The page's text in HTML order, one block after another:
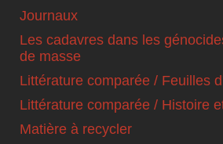
Journaux
Les cadavres dans les
de masse
Littérature comparée / Feuilles
Littérature comparée / Histoire
Matière à recycler